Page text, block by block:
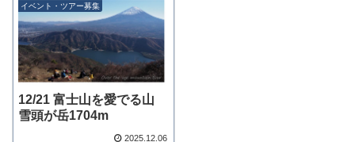
イベント・ツアー募集
12/21 富士山を愛でる山
雪頭が岳1704m
2025.12.06